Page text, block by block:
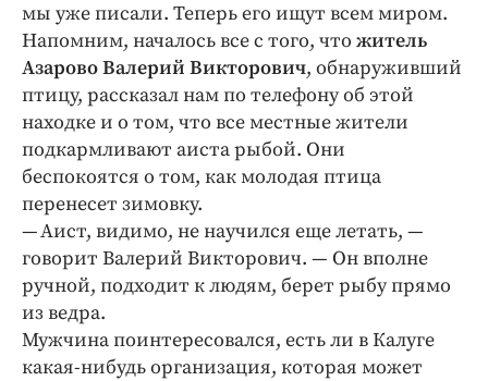
Погода
Праздники
Происшествия
Спорт
Экономика и бизнес
ПРОЕКТЫ
Блоги
Издания
Медиаперсона
Интересное чтиво
Клиника года
мы уже писали. Теперь его ищут всем миром.
Напомним, началось все с того, что житель
Азарово Валерий Викторович, обнаруживший
птицу, рассказал нам по телефону об этой
находке и о том, что все местные жители
подкармливают аиста рыбой. Они
беспокоятся о том, как молодая птица
перенесет зимовку.
— Аист, видимо, не научился еще летать, —
говорит Валерий Викторович. — Он вполне
ручной, подходит к людям, берет рыбу прямо
из ведра.
Мужчина поинтересовался, есть ли в Калуге
какая-нибудь организация, которая может